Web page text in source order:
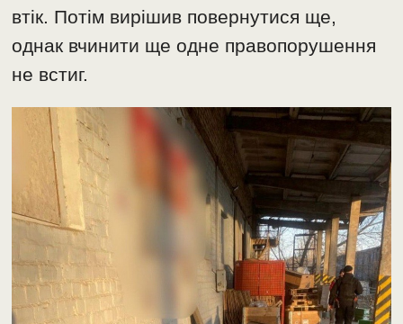
втік. Потім вирішив повернутися ще,
однак вчинити ще одне правопорушення
не встиг.